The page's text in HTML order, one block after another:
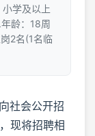
学及以上
龄：18周
2名(1名临
社会公开招
现将招聘相